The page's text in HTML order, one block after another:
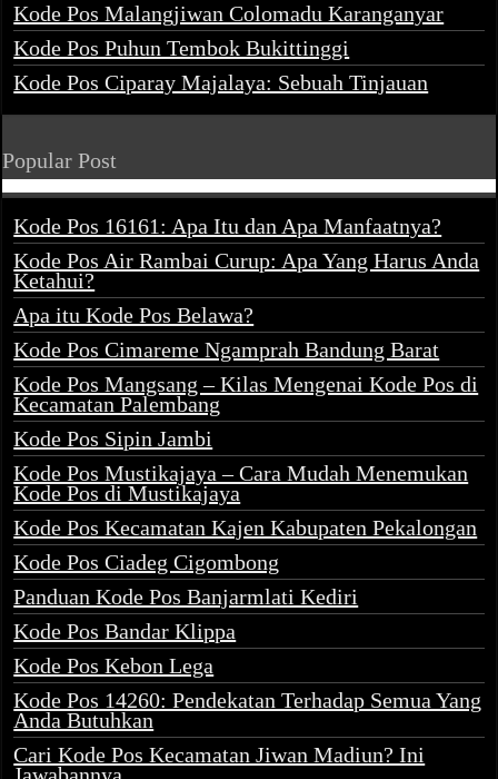
Kode Pos Malangjiwan Colomadu Karanganyar
Kode Pos Puhun Tembok Bukittinggi
Kode Pos Ciparay Majalaya: Sebuah Tinjauan
Popular Post
Kode Pos 16161: Apa Itu dan Apa Manfaatnya?
Kode Pos Air Rambai Curup: Apa Yang Harus Anda
Ketahui?
Apa itu Kode Pos Belawa?
Kode Pos Cimareme Ngamprah Bandung Barat
Kode Pos Mangsang – Kilas Mengenai Kode Pos di
Kecamatan Palembang
Kode Pos Sipin Jambi
Kode Pos Mustikajaya – Cara Mudah Menemukan
Kode Pos di Mustikajaya
Kode Pos Kecamatan Kajen Kabupaten Pekalongan
Kode Pos Ciadeg Cigombong
Panduan Kode Pos Banjarmlati Kediri
Kode Pos Bandar Klippa
Kode Pos Kebon Lega
Kode Pos 14260: Pendekatan Terhadap Semua Yang
Anda Butuhkan
Cari Kode Pos Kecamatan Jiwan Madiun? Ini